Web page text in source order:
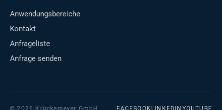
Anwendungsbereiche
Kontakt
Anfrageliste
Anfrage senden